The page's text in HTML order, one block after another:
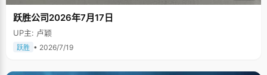
跃胜公司2026年7月17日
UP主: 卢颖
跃胜 • 2026/7/19